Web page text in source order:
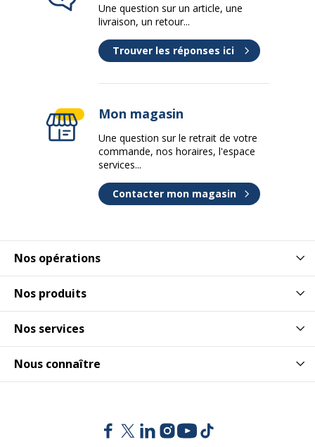
Nos opérations
Nos produits
Nos services
Nous connaître
Une question sur un article, une
livraison, un retour...
Trouver les réponses ici
Mon magasin
Une question sur le retrait de votre
commande, nos horaires, l'espace
services...
Contacter mon magasin